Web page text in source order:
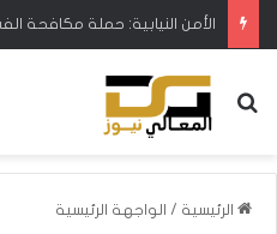
بحث عن
الرئيسية / الواجهة الرئيسية